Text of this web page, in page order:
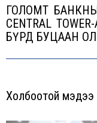
ГОЛОМТ БАНКНЫ
CENTRAL
БҮРД БУЦААН
Холбоотой мэдээ